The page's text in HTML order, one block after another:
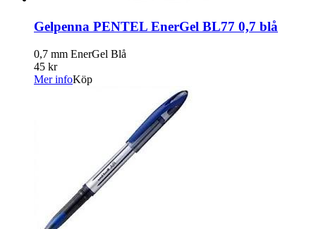
Gelpenna PENTEL EnerGel BL77 0,7 blå
0,7 mm EnerGel Blå
45 kr
Mer infoKöp